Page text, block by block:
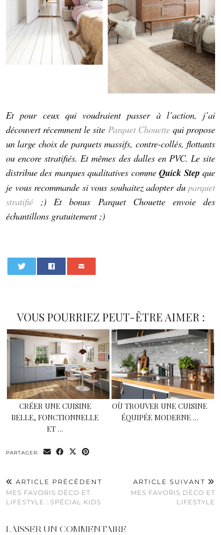
Et pour ceux qui voudraient passer à l’action, j’ai
découvert récemment le site Parquet Chouettequi propose
un large choix de parquets massifs, contre-collés, flottants
ou encore stratifiés. Et mêmes des dalles en PVC. Le site
distribue des marques qualitatives commeQuick Stepque
je vous recommande si vous souhaitez adopter du parquet
stratifié ;) Et bonus Parquet Chouette envoie des
échantillons gratuitement ;)
VOUS POURRIEZ PEUT-ÊTRE AIMER :
CRÉER UNE CUISINE
BELLE, FONCTIONNELLE
ET …
OÙ TROUVER UNE CUISINE
ÉQUIPÉE MODERNE …
PARTAGER:
ARTICLE PRÉCÉDENT
MES FAVORIS DÉCO ET
LIFESTYLE : SPÉCIAL KIDS
ARTICLE SUIVANT
MES FAVORIS DÉCO ET
LIFESTYLE
LAISSER UN COMMENTAIRE